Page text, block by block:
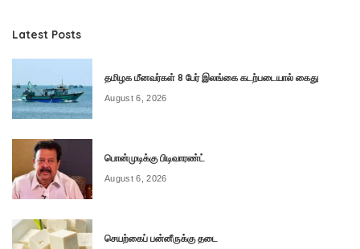
Latest Posts
தமிழக மீனவர்கள் 8 பேர் இலங்கை கடற்படையால் கைது
August 6, 2026
பொன்முடிக்கு பிடிவாரண்ட்
August 6, 2026
செயற்கைப் பன்னீருக்கு தடை